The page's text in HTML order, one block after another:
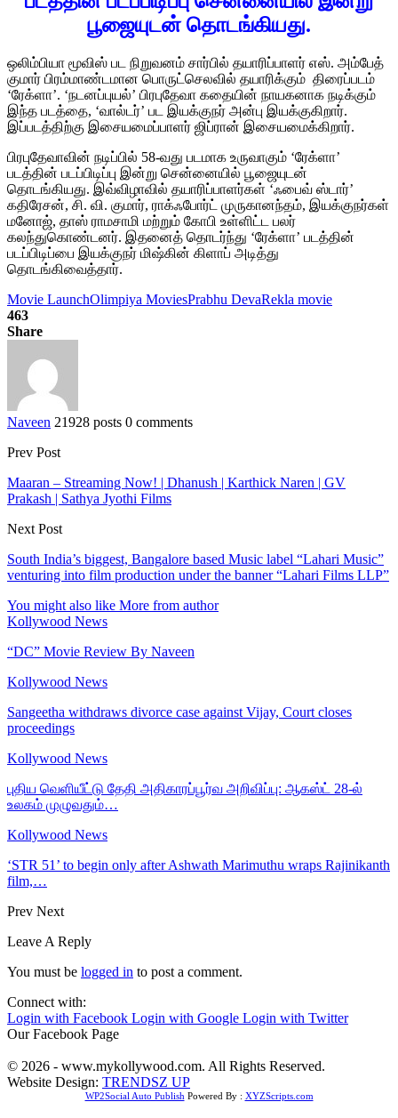
பூஜையுடன் தொடங்கியது.
ஒலிம்பியா மூவிஸ் பட நிறுவனம் சார்பில் தயாரிப்பாளர் எஸ். அம்பேத்
குமார் பிரம்மாண்டமான பொருட்செலவில் தயாரிக்கும் திரைப்படம்
‘ரேக்ளா’. ‘நடனப்புயல்’ பிரபுதேவா கதையின் நாயகனாக நடிக்கும்
இந்த படத்தை, ‘வால்டர்’ பட இயக்குநர் அன்பு இயக்குகிறார்.
இப்படத்திற்கு இசையமைப்பாளர் ஜிப்ரான் இசையமைக்கிறார்.
பிரபுதேவாவின் நடிப்பில் 58-வது படமாக உருவாகும் ‘ரேக்ளா’
படத்தின் படப்பிடிப்பு இன்று சென்னையில் பூஜையுடன்
தொடங்கியது. இவ்விழாவில் தயாரிப்பாளர்கள் ‘ஃபைவ் ஸ்டார்’
கதிரேசன், சி. வி. குமார், ராக்ஃபோர்ட் முருகானந்தம், இயக்குநர்கள்
மனோஜ், தாஸ் ராமசாமி மற்றும் கோபி உள்ளிட்ட பலர்
கலந்துகொண்டனர். இதனைத் தொடர்ந்து ‘ரேக்ளா’ படத்தின்
படப்பிடிப்பை இயக்குநர் மிஷ்கின் கிளாப் அடித்து
தொடங்கிவைத்தார்.
Movie LaunchOlimpiya MoviesPrabhu DevaRekla movie
463
Share
Naveen 21928 posts 0 comments
Prev Post
Maaran – Streaming Now! | Dhanush | Karthick Naren | GV
Prakash | Sathya Jyothi Films
Next Post
South India’s biggest, Bangalore based Music label “Lahari Music”
venturing into film production under the banner “Lahari Films LLP”
You might also like More from author
Kollywood News
“DC” Movie Review By Naveen
Kollywood News
Sangeetha withdraws divorce case against Vijay, Court closes
proceedings
Kollywood News
புதிய வெளியீட்டு தேதி அதிகாரப்பூர்வ அறிவிப்பு: ஆகஸ்ட் 28-ல்
உலகம் முழுவதும்…
Kollywood News
‘STR 51’ to begin only after Ashwath Marimuthu wraps Rajinikanth
film,…
Prev Next
Leave A Reply
You must be logged in to post a comment.
Connect with:
Login with Facebook Login with Google Login with Twitter
Our Facebook Page
© 2026 - www.mykollywood.com. All Rights Reserved.
Website Design: TRENDSZ UP
WP2Social Auto Publish Powered By : XYZScripts.com